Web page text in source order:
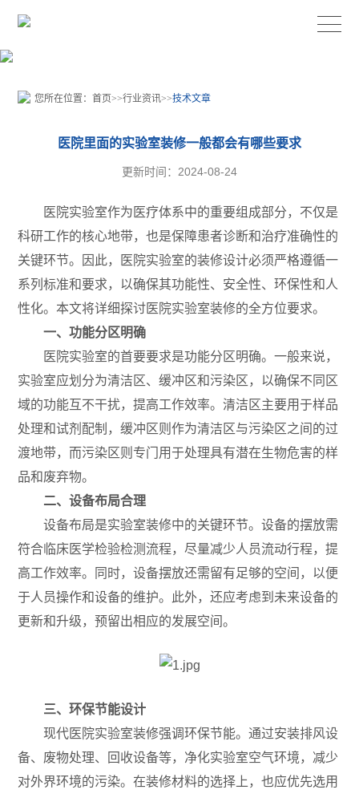
您所在位置：首页>>行业资讯>>技术文章
医院里面的实验室装修一般都会有哪些要求
更新时间：2024-08-24
医院实验室作为医疗体系中的重要组成部分，不仅是
科研工作的核心地带，也是保障患者诊断和治疗准确性的
关键环节。因此，医院实验室的装修设计必须严格遵循一
系列标准和要求，以确保其功能性、安全性、环保性和人
性化。本文将详细探讨医院实验室装修的全方位要求。
一、功能分区明确
医院实验室的首要要求是功能分区明确。一般来说，
实验室应划分为清洁区、缓冲区和污染区，以确保不同区
域的功能互不干扰，提高工作效率。清洁区主要用于样品
处理和试剂配制，缓冲区则作为清洁区与污染区之间的过
渡地带，而污染区则专门用于处理具有潜在生物危害的样
品和废弃物。
二、设备布局合理
设备布局是实验室装修中的关键环节。设备的摆放需
符合临床医学检验检测流程，尽量减少人员流动行程，提
高工作效率。同时，设备摆放还需留有足够的空间，以便
于人员操作和设备的维护。此外，还应考虑到未来设备的
更新和升级，预留出相应的发展空间。
三、环保节能设计
现代医院实验室装修强调环保节能。通过安装排风设
备、废物处理、回收设备等，净化实验室空气环境，减少
对外界环境的污染。在装修材料的选择上，也应优先选用